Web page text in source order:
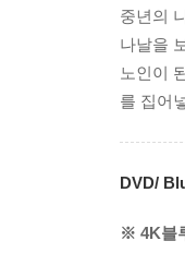
중년의
나날을
노인이
를 집어
DVD/
※ 4K블